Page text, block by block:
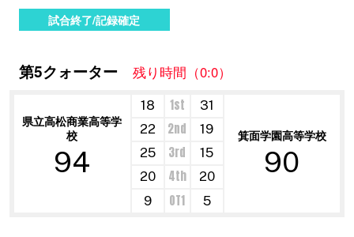
試合終了/記録確定
第5クォーター 残り時間（0:0）
県立高松商業高等学
校
94
18 1st
31
箕面学園高等学校
90
22 2nd
19
25
3rd
15
20
4th
20
9
OT1 5